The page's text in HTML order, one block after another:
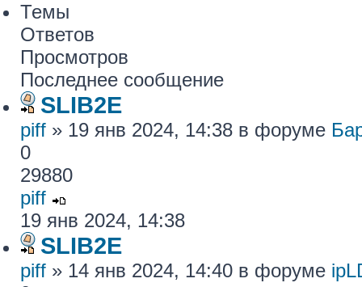
Темы
Ответов
Просмотров
Последнее сообщение
SLIB2E
piff » 19 янв 2024, 14:38 в форуме
0
29880
piff
19 янв 2024, 14:38
SLIB2E
piff » 14 янв 2024, 14:40 в форуме